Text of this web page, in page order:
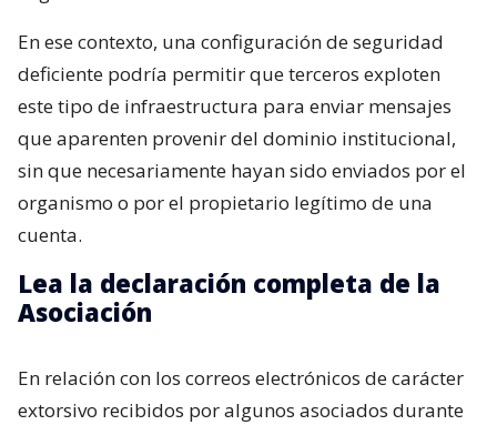
En ese contexto, una configuración de seguridad
deficiente podría permitir que terceros exploten
este tipo de infraestructura para enviar mensajes
que aparenten provenir del dominio institucional,
sin que necesariamente hayan sido enviados por el
organismo o por el propietario legítimo de una
cuenta.
Lea la declaración completa de la
Asociación
En relación con los correos electrónicos de carácter
extorsivo recibidos por algunos asociados durante